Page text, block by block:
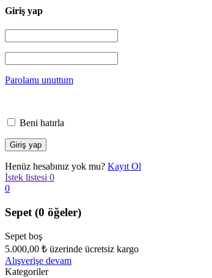
Giriş yap
Parolamı unuttum
Beni hatırla
Henüz hesabınız yok mu? Kayıt Ol
İstek listesi 0
0
Sepet (0 öğeler)
Sepet boş
5.000,00 ₺ üzerinde ücretsiz kargo
Alışverişe devam
Kategoriler